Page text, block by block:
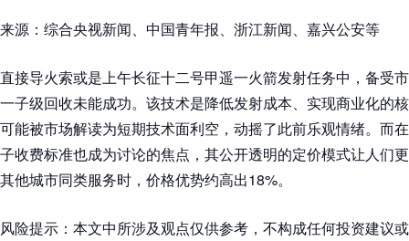
来源：综合央视新闻、中国青年报、浙江新闻、嘉兴公安等
直接导火索或是上午长征十二号甲遥一火箭发射任务中，备
一子级回收未能成功。该技术是降低发射成本、实现商业化的
可能被市场解读为短期技术面利空，动摇了此前乐观情绪。而
子收费标准也成为讨论的焦点，其公开透明的定价模式让人们
其他城市同类服务时，价格优势约高出18%。
风险提示：本文中所涉及观点仅供参考，不构成任何投资建议